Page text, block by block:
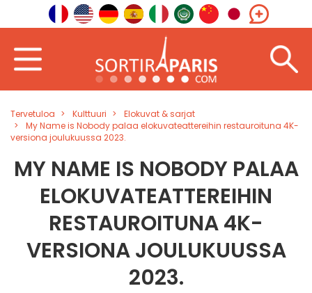
Tervetuloa Kulttuuri
Elokuvat & sarjat
My Name is Nobody palaa elokuvateattereihin restauroituna 4K-
versiona joulukuussa 2023.
MY NAME IS NOBODY PALAA
ELOKUVATEATTEREIHIN
RESTAUROITUNA 4K-
VERSIONA JOULUKUUSSA
2023.